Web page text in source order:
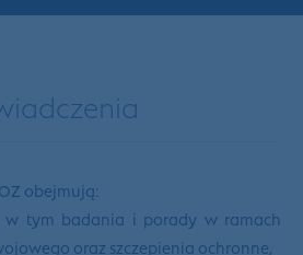
obejmują:
w tym badania i porady w ramach
oraz szczepienia ochronne,